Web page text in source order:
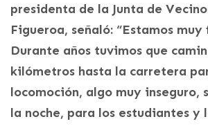
presidenta de la Junta de
Figueroa, señaló: “Estamos muy
Durante años tuvimos que
kilómetros hasta la carretera
locomoción, algo muy inseguro,
la noche, para los estudiantes y